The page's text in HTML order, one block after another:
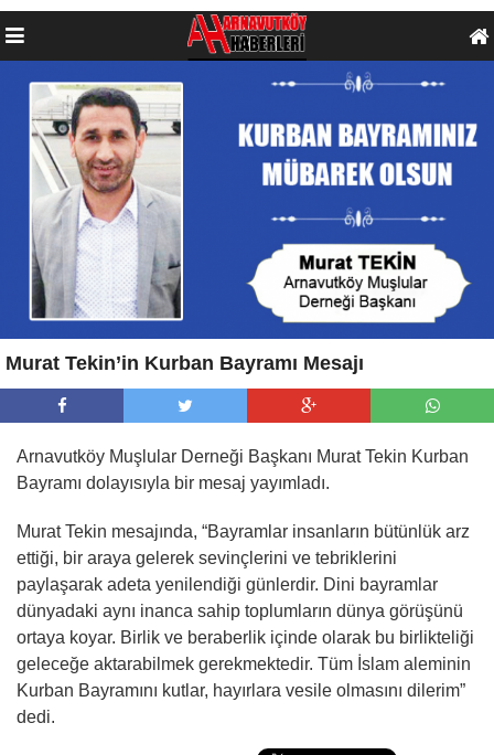
Murat Tekin’in Kurban Bayramı Mesajı
Arnavutköy Muşlular Derneği Başkanı Murat Tekin Kurban
Bayramı dolayısıyla bir mesaj yayımladı.
Murat Tekin mesajında, “Bayramlar insanların bütünlük arz
ettiği, bir araya gelerek sevinçlerini ve tebriklerini
paylaşarak adeta yenilendiği günlerdir. Dini bayramlar
dünyadaki aynı inanca sahip toplumların dünya görüşünü
ortaya koyar. Birlik ve beraberlik içinde olarak bu birlikteliği
geleceğe aktarabilmek gerekmektedir. Tüm İslam aleminin
Kurban Bayramını kutlar, hayırlara vesile olmasını dilerim”
dedi.